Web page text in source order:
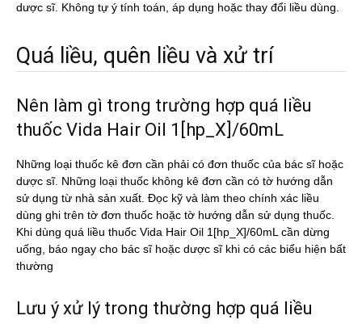
dược sĩ. Không tự ý tính toán, áp dụng hoặc thay đổi liều dùng.
Quá liều, quên liều và xử trí
Nên làm gì trong trường hợp quá liều
thuốc Vida Hair Oil 1[hp_X]/60mL
Những loại thuốc kê đơn cần phải có đơn thuốc của bác sĩ hoặc
dược sĩ. Những loại thuốc không kê đơn cần có tờ hướng dẫn
sử dụng từ nhà sản xuất. Đọc kỹ và làm theo chính xác liều
dùng ghi trên tờ đơn thuốc hoặc tờ hướng dẫn sử dụng thuốc.
Khi dùng quá liều thuốc Vida Hair Oil 1[hp_X]/60mL cần dừng
uống, báo ngay cho bác sĩ hoặc dược sĩ khi có các biểu hiện bất
thường
Lưu ý xử lý trong thường hợp quá liều